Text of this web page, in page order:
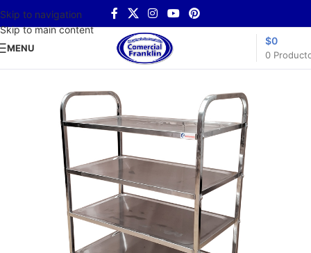
Skip to navigation
Skip to main content
MENU
0
$0